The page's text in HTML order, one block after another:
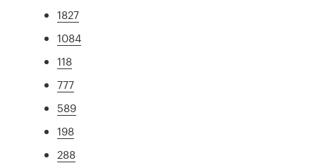
1827
1084
118
777
589
198
288